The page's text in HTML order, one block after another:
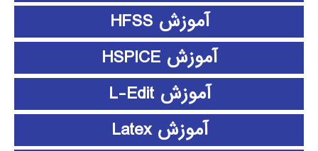
آموزش HFSS
آموزش HSPICE
آموزش L-Edit
آموزش Latex